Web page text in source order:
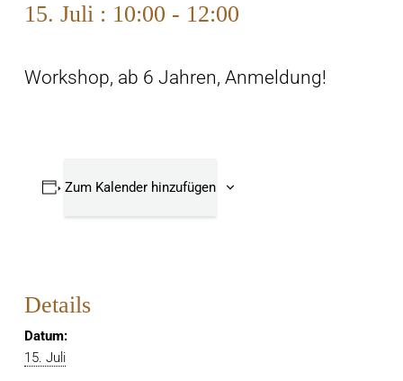
15. Juli : 10:00 - 12:00
Workshop, ab 6 Jahren, Anmeldung!
Zum Kalender hinzufügen
Details
Datum:
15. Juli